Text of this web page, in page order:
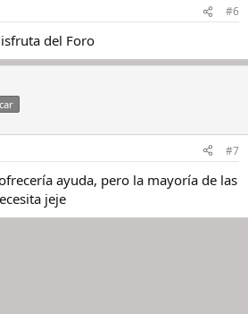
#6
del Foro
#7
ayuda, pero la mayoría de las
jeje